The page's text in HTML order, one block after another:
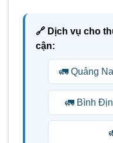
🔗 Dịch vụ cho
cận:
🚛 Quảng
🚛 Bình